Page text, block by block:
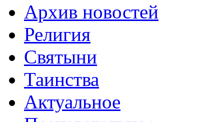
Архив новостей
Религия
Святыни
Таинства
Актуальное